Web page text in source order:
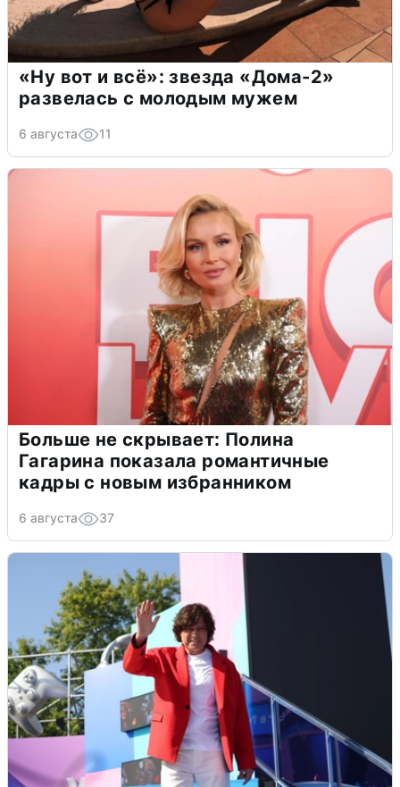
«Ну вот и всё»: звезда «Дома-2»
развелась с молодым мужем
6 августа 11
Больше не скрывает: Полина
Гагарина показала романтичные
кадры с новым избранником
6 августа 37